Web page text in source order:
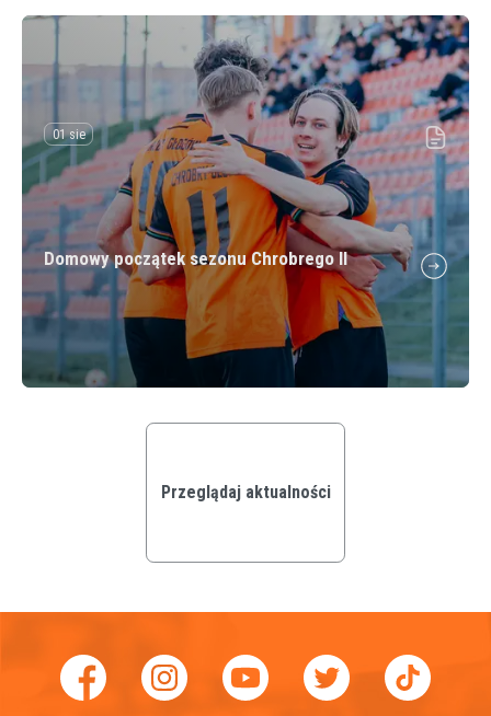
01 sie
Domowy początek sezonu Chrobrego II
Przeglądaj aktualności